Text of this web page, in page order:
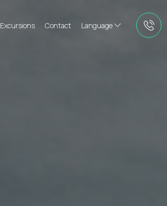
Excursions Contact Language